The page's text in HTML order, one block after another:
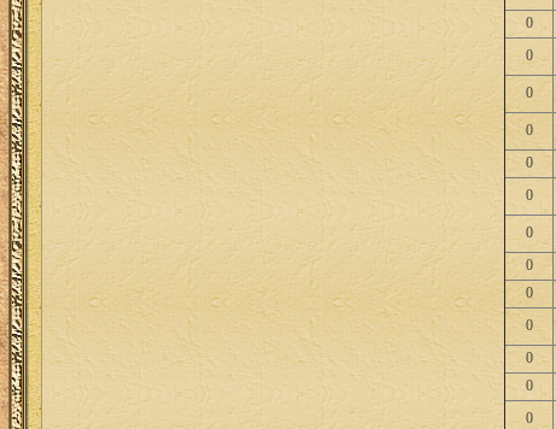
0
0
0
0
0
0
0
0
0
0
0
0
0